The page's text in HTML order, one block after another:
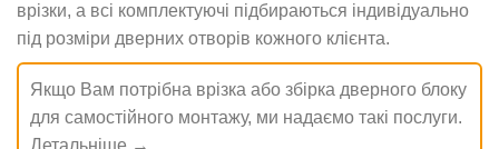
врізки, а всі комплектуючі підбираються індивідуально
під розміри дверних отворів кожного клієнта.
Якщо Вам потрібна врізка або збірка дверного блоку
для самостійного монтажу, ми надаємо такі послуги.
Детальніше →